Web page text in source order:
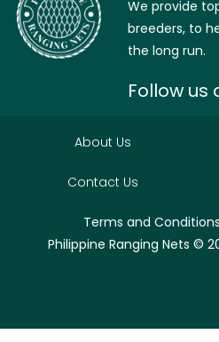
We provide
breeders, to
the long run.
Follow us
About Us
Contact Us
Terms and Conditions
Philippine Ranging Nets ©